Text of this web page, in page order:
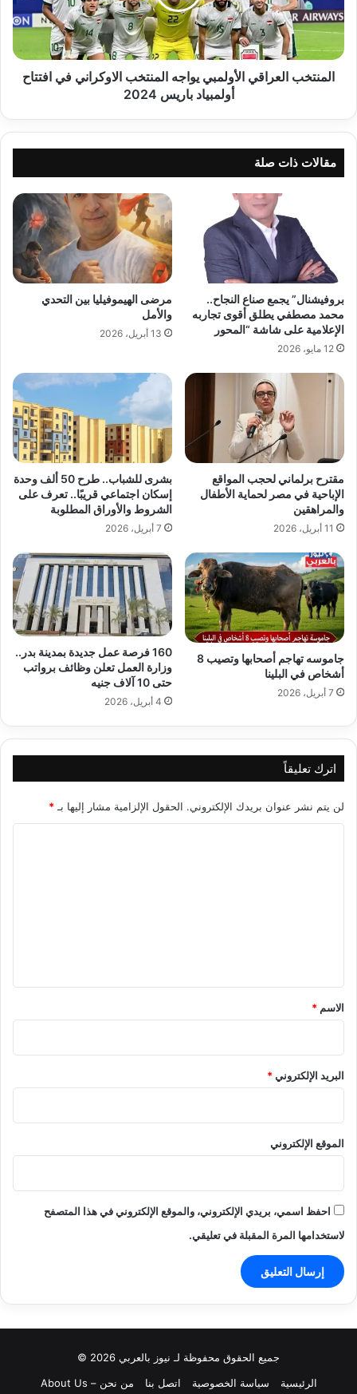
الاوكراني
في
أولمبياد
باريس
المنتخب العراقي الأولمبي يواجه المنتخب الاوكراني في افتتاح
أولمبياد باريس 2024
مقالات ذات صلة
بروفيشنال” يجمع صناع النجاح..
محمد مصطفي يطلق أقوى تجاربه
الإعلامية على شاشة “المحور
12 مايو، 2026
مرضى الهيموفيليا بين التحدي
والأمل
13 أبريل، 2026
مقترح برلماني لحجب المواقع
الإباحية في مصر لحماية الأطفال
والمراهقين
11 أبريل، 2026
بشرى للشباب.. طرح 50 ألف وحدة
إسكان اجتماعي قريبًا.. تعرف على
الشروط والأوراق المطلوبة
7 أبريل، 2026
جاموسه تهاجم أصحابها وتصيب 8
أشخاص في البلينا
7 أبريل، 2026
160 فرصة عمل جديدة بمدينة بدر..
وزارة العمل تعلن وظائف برواتب
حتى 10 آلاف جنيه
4 أبريل، 2026
اترك تعليقاً
لن يتم نشر عنوان بريدك الإلكتروني. الحقول الإلزامية مشار إليها بـ*
*
الاسم *
البريد الإلكتروني*
الموقع الإلكتروني
احفظ اسمي، بريدي الإلكتروني، والموقع الإلكتروني في هذا المتصفح
لاستخدامها المرة المقبلة في تعليقي.
جميع الحقوق محفوظة لـ نيوز بالعربي 2026 ©
الرئيسية
سياسة الخصوصية اتصل بنا من نحن – About Us